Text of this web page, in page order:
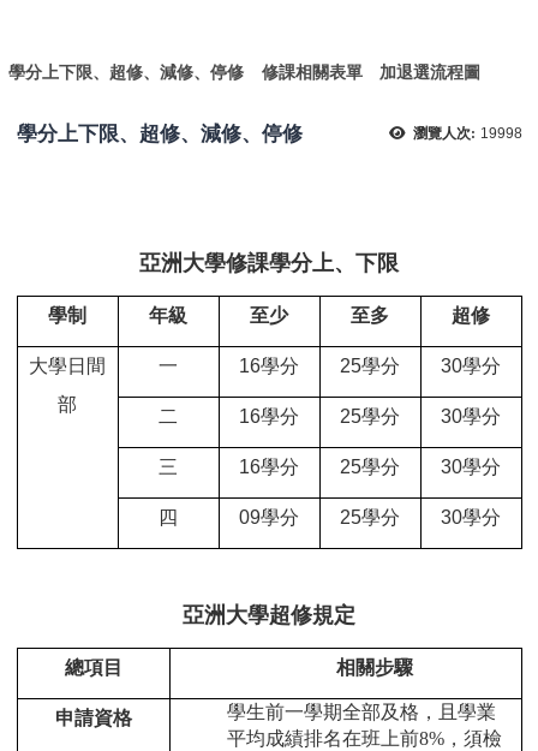
學分上下限、超修、減修、停修 修課相關表單 加退選流程圖
瀏覽人次: 19998
學分上下限、超修、減修、停修
亞洲大學修課學分上、下限
學制 年級 至少 至多 超修
大學日間
部
一 16學分 25學分 30學分
二 16學分 25學分 30學分
三 16學分 25學分 30學分
四 09學分 25學分 30學分
亞洲大學超修規定
總項目 相關步驟
申請資格
學生前一學期全部及格，且學業
平均成績排名在班上前8%，須檢